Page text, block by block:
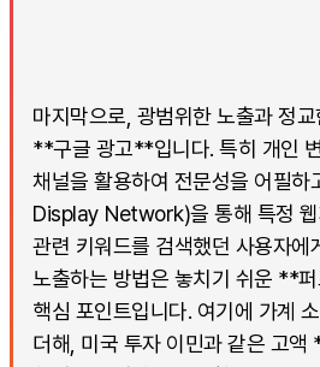
마지막으로, 광범위한 노출과 정
**구글 광고**입니다. 특히 개인
채널을 활용하여 전문성을 어필
Display Network)을 통해 특정
관련 키워드를 검색했던 사용자에
노출하는 방법은 놓치기 쉬운 **
핵심 포인트입니다. 여기에 가계
더해, 미국 투자 이민과 같은 고